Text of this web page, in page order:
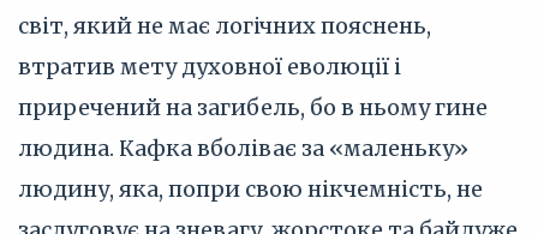
світ, який не має логічних пояснень,
втратив мету духовної еволюції і
приречений на загибель, бо в ньому гине
людина. Кафка вболіває за «маленьку»
людину, яка, попри свою нікчемність, не